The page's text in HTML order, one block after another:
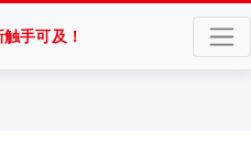
手可及！